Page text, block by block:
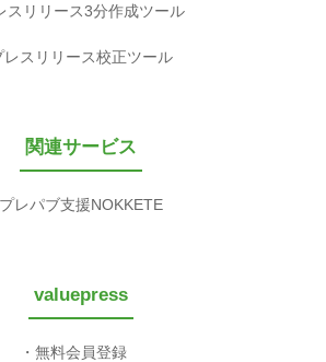
スリリース3分作成ツール
レスリリース校正ツール
関連サービス
プレパブ支援NOKKETE
valuepress
無料会員登録